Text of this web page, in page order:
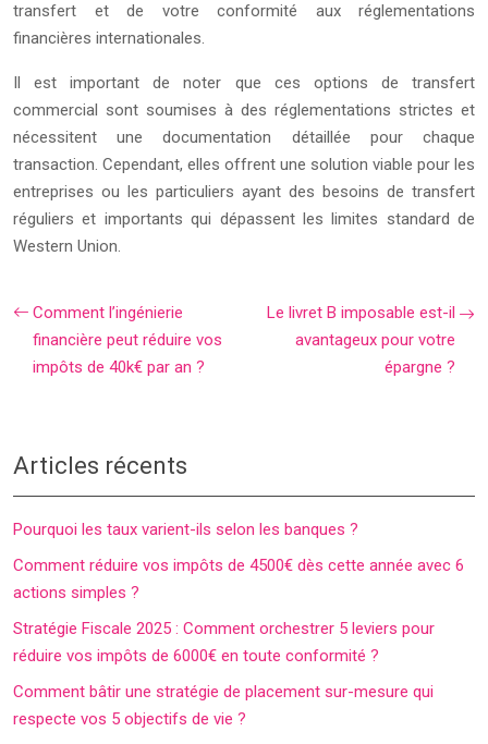
transfert et de votre conformité aux réglementations
financières internationales.
Il est important de noter que ces options de transfert
commercial sont soumises à des réglementations strictes et
nécessitent une documentation détaillée pour chaque
transaction. Cependant, elles offrent une solution viable pour les
entreprises ou les particuliers ayant des besoins de transfert
réguliers et importants qui dépassent les limites standard de
Western Union.
Comment l’ingénierie
financière peut réduire vos
impôts de 40k€ par an ?
Le livret B imposable est-il
avantageux pour votre
épargne ?
Articles récents
Pourquoi les taux varient-ils selon les banques ?
Comment réduire vos impôts de 4500€ dès cette année avec 6
actions simples ?
Stratégie Fiscale 2025 : Comment orchestrer 5 leviers pour
réduire vos impôts de 6000€ en toute conformité ?
Comment bâtir une stratégie de placement sur-mesure qui
respecte vos 5 objectifs de vie ?